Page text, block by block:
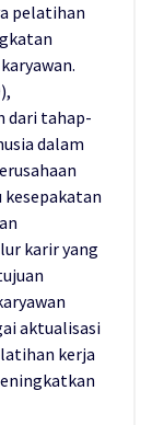
pelatihan
dari tahap-
dalam
kesepakatan
karir yang
aktualisasi
kerja